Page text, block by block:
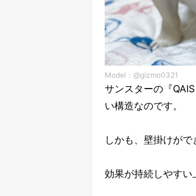
Model：@gizmo0321
サンスターの『
い構造なのです。
しかも、壁掛けがで
効果が持続しやすい